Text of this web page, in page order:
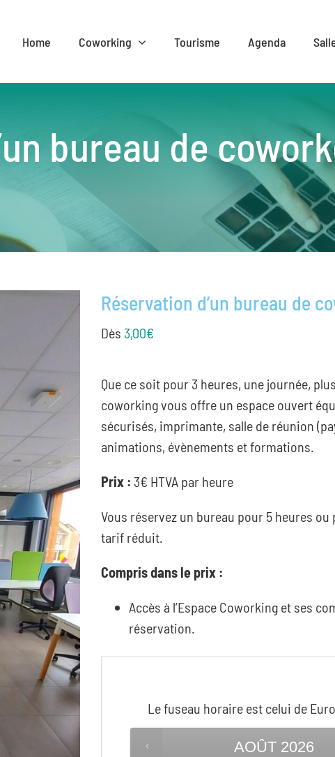
Home Coworking Tourisme Agenda
bureau de
Réservation d’un bureau de
Dès 3,00€
Que ce soit pour 3 heures, une journée,
coworking vous offre un espace ouvert
sécurisés, imprimante, salle de réunion
animations, évènements et formations.
Prix : 3€ HTVA par heure
Vous réservez un bureau pour 5 heures ou
tarif réduit.
Compris dans le prix :
Accès à l’Espace Coworking et ses
réservation.
Le fuseau horaire est celui de
AOÛT 2026